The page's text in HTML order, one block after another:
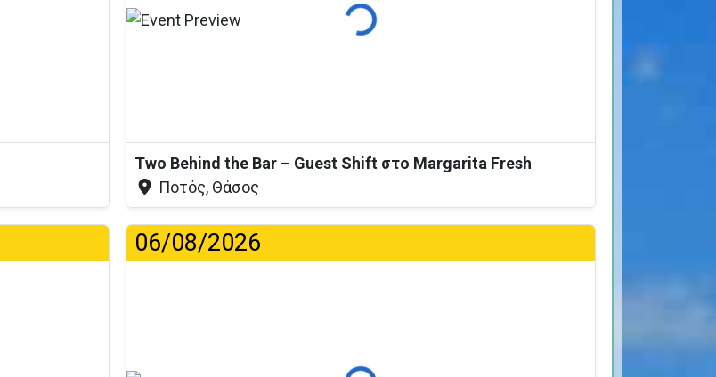
Φόρτωση...
Two Behind the Bar – Guest Shift στο Margarita Fresh
Ποτός, Θάσος
06/08/2026